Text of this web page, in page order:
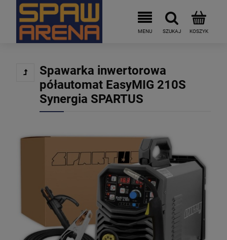
Spawarka inwertorowa
półautomat EasyMIG 210S
Synergia SPARTUS